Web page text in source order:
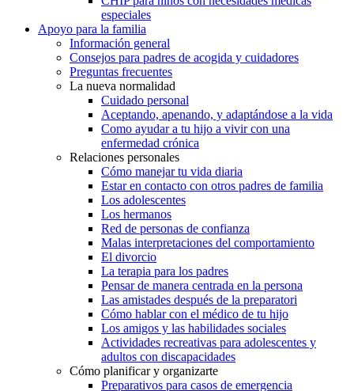
especiales
Apoyo para la familia
Información general
Consejos para padres de acogida y cuidadores
Preguntas frecuentes
La nueva normalidad
Cuidado personal
Aceptando, apenando, y adaptándose a la vida
Como ayudar a tu hijo a vivir con una
enfermedad crónica
Relaciones personales
Cómo manejar tu vida diaria
Estar en contacto con otros padres de familia
Los adolescentes
Los hermanos
Red de personas de confianza
Malas interpretaciones del comportamiento
El divorcio
La terapia para los padres
Pensar de manera centrada en la persona
Las amistades después de la preparatori
Cómo hablar con el médico de tu hijo
Los amigos y las habilidades sociales
Actividades recreativas para adolescentes y
adultos con discapacidades
Cómo planificar y organizarte
Preparativos para casos de emergencia